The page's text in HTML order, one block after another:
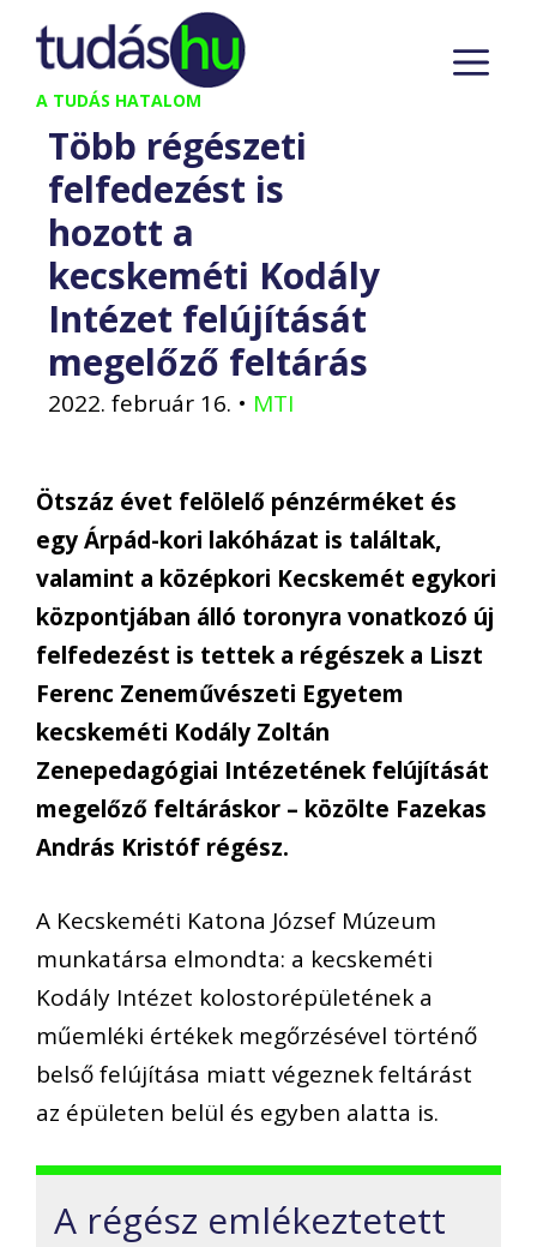
Kilépés
tartalomba
A TUDÁS HATALOM
Több régészeti
felfedezést is
hozott a
kecskeméti Kodály
Intézet felújítását
megelőző feltárás
2022. február 16. • MTI
Ötszáz évet felölelő pénzérméket és
egy Árpád-kori lakóházat is találtak,
valamint a középkori Kecskemét egykori
központjában álló toronyra vonatkozó új
felfedezést is tettek a régészek a Liszt
Ferenc Zeneművészeti Egyetem
kecskeméti Kodály Zoltán
Zenepedagógiai Intézetének felújítását
megelőző feltáráskor – közölte Fazekas
András Kristóf régész.
A Kecskeméti Katona József Múzeum
munkatársa elmondta: a kecskeméti
Kodály Intézet kolostorépületének a
műemléki értékek megőrzésével történő
belső felújítása miatt végeznek feltárást
az épületen belül és egyben alatta is.
A régész emlékeztetett